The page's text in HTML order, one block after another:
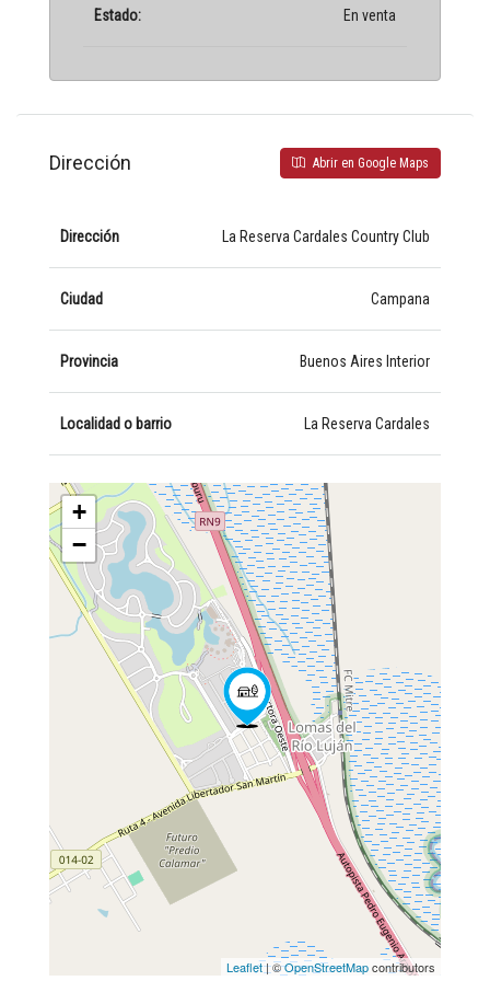
Estado: En venta
Dirección Abrir en Google Maps
Dirección La Reserva Cardales Country Club
Ciudad Campana
Provincia Buenos Aires Interior
Localidad o barrio La Reserva Cardales
+
−
Leaflet| ©OpenStreetMapcontributors